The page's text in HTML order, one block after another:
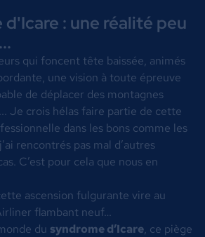
d'Icare : une réalité peu
qui foncent tête baissée, animés
une vision à toute épreuve
de déplacer des montagnes
Je crois hélas faire partie de cette
dans les bons comme les
rencontrés pas mal d’autres
C’est pour cela que nous en
ascension fulgurante vire au
flambant neuf…
du syndrome d’Icare, ce piège